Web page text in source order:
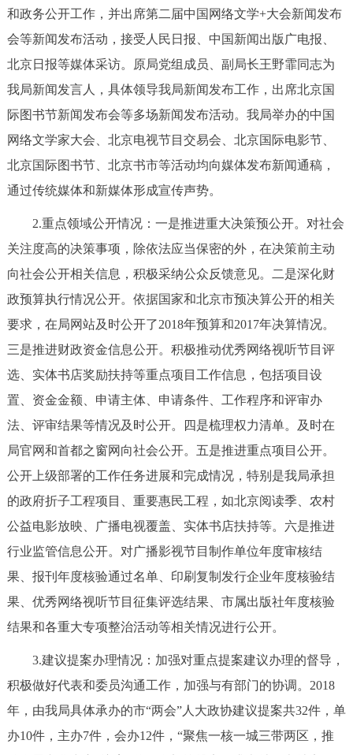
和政务公开工作，并出席第二届中国网络文学+大会新闻发布
会等新闻发布活动，接受人民日报、中国新闻出版广电报、
北京日报等媒体采访。原局党组成员、副局长王野霏同志为
我局新闻发言人，具体领导我局新闻发布工作，出席北京国
际图书节新闻发布会等多场新闻发布活动。我局举办的中国
网络文学家大会、北京电视节目交易会、北京国际电影节、
北京国际图书节、北京书市等活动均向媒体发布新闻通稿，
通过传统媒体和新媒体形成宣传声势。
2.重点领域公开情况：一是推进重大决策预公开。对社会
关注度高的决策事项，除依法应当保密的外，在决策前主动
向社会公开相关信息，积极采纳公众反馈意见。二是深化财
政预算执行情况公开。依据国家和北京市预决算公开的相关
要求，在局网站及时公开了2018年预算和2017年决算情况。
三是推进财政资金信息公开。积极推动优秀网络视听节目评
选、实体书店奖励扶持等重点项目工作信息，包括项目设
置、资金金额、申请主体、申请条件、工作程序和评审办
法、评审结果等情况及时公开。四是梳理权力清单。及时在
局官网和首都之窗网向社会公开。五是推进重点项目公开。
公开上级部署的工作任务进展和完成情况，特别是我局承担
的政府折子工程项目、重要惠民工程，如北京阅读季、农村
公益电影放映、广播电视覆盖、实体书店扶持等。六是推进
行业监管信息公开。对广播影视节目制作单位年度审核结
果、报刊年度核验通过名单、印刷复制发行企业年度核验结
果、优秀网络视听节目征集评选结果、市属出版社年度核验
结果和各重大专项整治活动等相关情况进行公开。
3.建议提案办理情况：加强对重点提案建议办理的督导，
积极做好代表和委员沟通工作，加强与有部门的协调。2018
年，由我局具体承办的市“两会”人大政协建议提案共32件，单
办10件，主办7件，会办12件，“聚焦一核一城三带两区，推